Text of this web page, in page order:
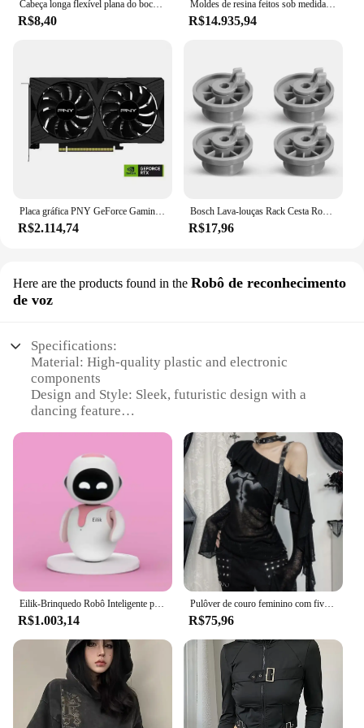
Cabeça longa flexível plana do bocal de sucção, Universal Aspirador Peças Sobressalentes, Fenda de mangueira de vácuo Too, 32mm, 1Pc
R$8,40
Moldes de resina feitos sob medida, feitos à mão, robô humanóide hiper realista, máscara de silicone, estátua, escultura para parque de diversões
R$14.935,94
Placa gráfica PNY GeForce Gaming, Placa de vídeo do jogo, RTX 4060Ti, venda quente, 8GB
R$2.114,74
Bosch Lava-louças Rack Cesta Rodas, Aspirador Peças De Reposição, Bosch, Siemens, Neff, 4pcs
R$17,96
Here are the products found in the Robô de reconhecimento
de voz
Specifications:
Material: High-quality plastic and electronic
components
Design and Style: Sleek, futuristic design with a
dancing feature
Performance and Property: Responsive to voice
commands, capable of dancing
Shape or Size or Weight or Quantity: Compact and
lightweight, easy to handle
Applicable People: Ideal for children and tech
enthusiasts
Features:
|Wholesale|Vendors|
**Engaging Interactive Experience**
The Cyber Bot Robô dançarino is a marvel of
modern technology, designed to captivate and
entertain users of all ages. This interactive robot is
not just a toy; it's a companion that listens and
responds to your voice commands. With its
advanced voice recognition capabilities, the Cyber
Eilik-Brinquedo Robô Inteligente para Crianças, Brinquedo Divertido, Interação Emocional, Pet com Tecnologia AI, Infinito, Presente
R$1.003,14
Pulôver de couro feminino com fivela estampada, camisetas de malha pura, babados góticos techwear, grunge techwear dos anos 90, escuro Cyber Y2K Alt
R$75,96